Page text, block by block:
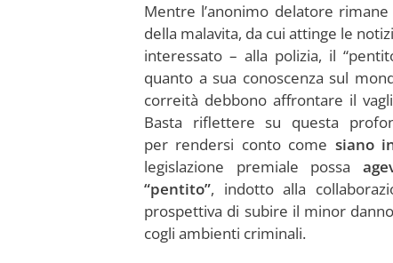
Mentre l’anonimo delatore
della malavita, da cui attinge le
interessato – alla polizia, il
quanto a sua conoscenza sul
correità debbono affrontare il
Basta riflettere su questa
per rendersi conto come siano
legislazione premiale possa
“pentito”, indotto alla
prospettiva di subire il minor
cogli ambienti criminali.